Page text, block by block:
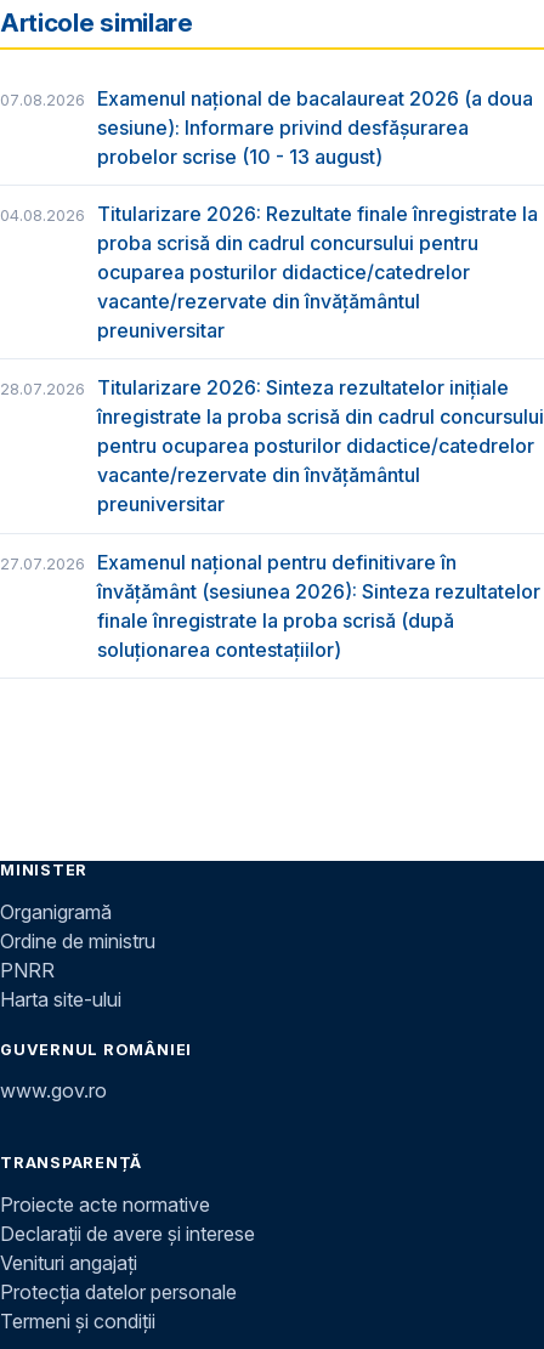
Articole similare
07.08.2026
Examenul național de bacalaureat 2026 (a doua
sesiune): Informare privind desfășurarea
probelor scrise (10 - 13 august)
04.08.2026
Titularizare 2026: Rezultate finale înregistrate la
proba scrisă din cadrul concursului pentru
ocuparea posturilor didactice/catedrelor
vacante/rezervate din învăţământul
preuniversitar
28.07.2026
Titularizare 2026: Sinteza rezultatelor inițiale
înregistrate la proba scrisă din cadrul concursului
pentru ocuparea posturilor didactice/catedrelor
vacante/rezervate din învăţământul
preuniversitar
27.07.2026
Examenul național pentru definitivare în
învățământ (sesiunea 2026): Sinteza rezultatelor
finale înregistrate la proba scrisă (după
soluționarea contestațiilor)
MINISTER
Organigramă
Ordine de ministru
PNRR
Harta site-ului
GUVERNUL ROMÂNIEI
www.gov.ro
TRANSPARENȚĂ
Proiecte acte normative
Declarații de avere și interese
Venituri angajați
Protecția datelor personale
Termeni și condiții